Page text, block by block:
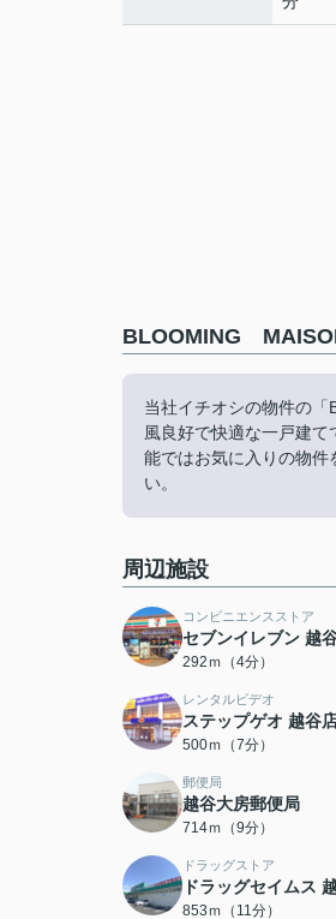
BLOOMING
当社イチオシの物件の
風良好で快適な一戸建
能ではお気に入りの物件
い。
周辺施設
コンビニエンスストア
セブンイレブン 越
292ｍ（4分）
レンタルビデオ
ステップゲオ 越谷
500ｍ（7分）
郵便局
越谷大房郵便局
714ｍ（9分）
ドラッグストア
ドラッグセイムス
853ｍ（11分）